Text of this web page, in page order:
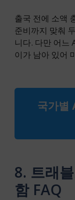
출국 전에 소액
준비까지 맞춰
니다. 다만 어느
이가 남아 있어
국가별
8. 트래
함 FAQ